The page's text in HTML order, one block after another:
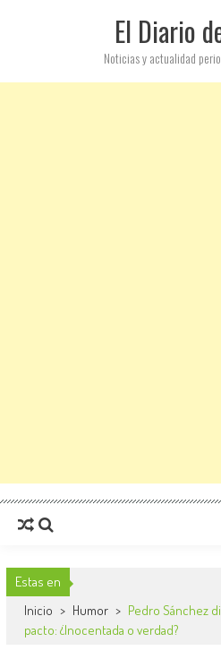
El Diario
Noticias y actualidad
Estas en
Inicio > Humor > Pedro Sánchez
pacto: ¿Inocentada o verdad?